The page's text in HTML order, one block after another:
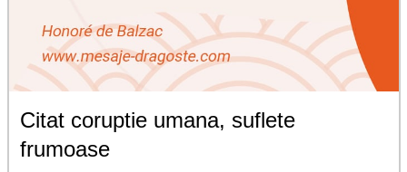
Citat coruptie umana, suflete
frumoase